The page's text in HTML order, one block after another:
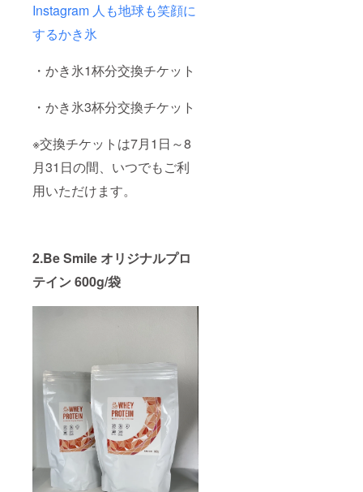
Instagram 人も地球も笑顔に
するかき氷
・かき氷1杯分交換チケット
・かき氷3杯分交換チケット
※交換チケットは7月1日～8
月31日の間、いつでもご利
用いただけます。
2.Be Smile オリジナルプロ
テイン 600g/袋